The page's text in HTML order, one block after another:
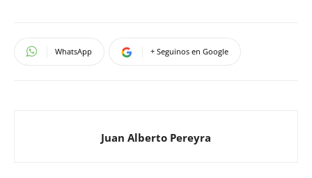
WhatsApp + Seguinos en Google
Juan Alberto Pereyra